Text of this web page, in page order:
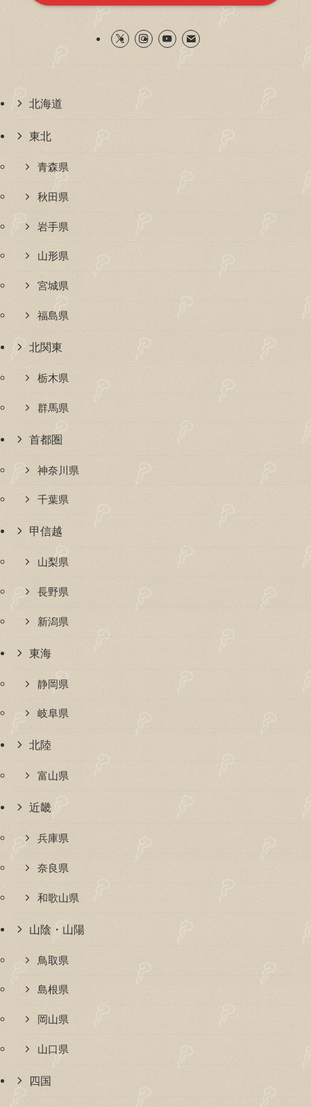
北海道
東北
青森県
秋田県
岩手県
山形県
宮城県
福島県
北関東
栃木県
群馬県
首都圏
神奈川県
千葉県
甲信越
山梨県
長野県
新潟県
東海
静岡県
岐阜県
北陸
富山県
近畿
兵庫県
奈良県
和歌山県
山陰・山陽
鳥取県
島根県
岡山県
山口県
四国